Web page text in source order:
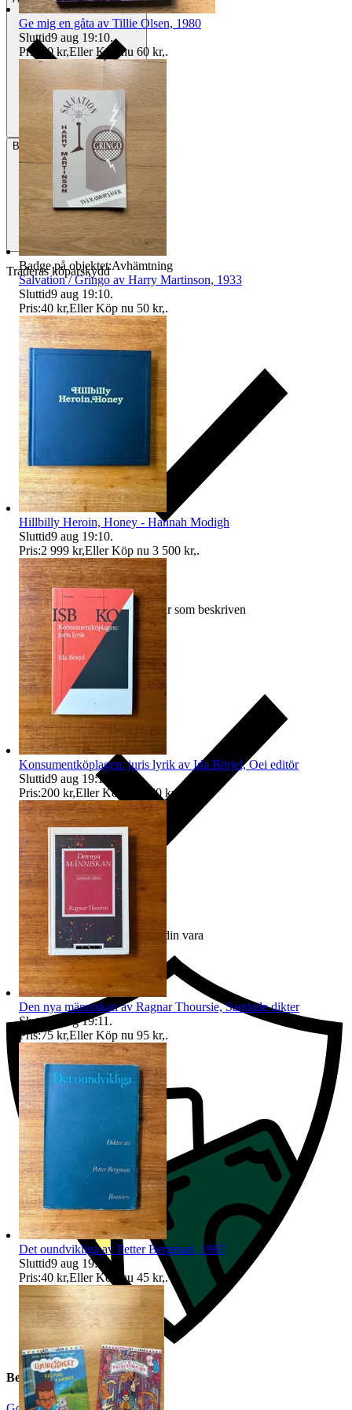
Betalning Via Tradera
Traderas köparskydd
Ersättning om varan inte är som beskriven
Ersättning om du inte får din vara
Beskrivning
Ge mig en gåta av Tillie Olsen, 1980
Sluttid9 aug 19:10.
Pris:
40 kr,Eller Köp nu 60 kr,.
Badge på objektet:Avhämtning
Salvation / Gringo av Harry Martinson, 1933
Sluttid9 aug 19:10.
Pris:40 kr,Eller Köp nu 50 kr,.
Hillbilly Heroin, Honey - Hannah Modigh
Sluttid9 aug 19:10.
Pris:2 999 kr,Eller Köp nu 3 500 kr,.
Konsumentköplagen: juris lyrik av Ida Börjel, Oei editör
Sluttid9 aug 19:11
Pris:200 kr,Eller Köp nu 250 kr,
Den nya människan av Ragnar Thoursie, Samlade dikter
Sluttid 9 aug 19:11 .
Pris:75 kr,Eller Köp nu 95 kr,.
Det oundvikliga av Petter Bergman, 1967
Sluttid9 aug 19:11.
Pris:40 kr,Eller Köp nu 45 kr,.